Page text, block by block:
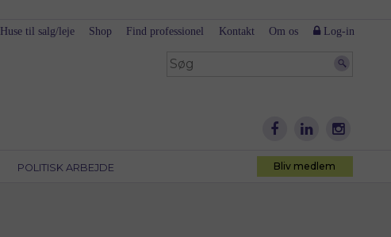
POLITISK ARBEJDE Bliv medlem
Huse til salg/leje Shop Find professionel Kontakt Om os Log-in